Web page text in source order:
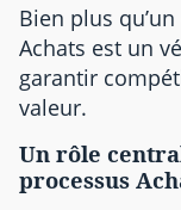
Bien plus
Achats est un
garantir
valeur.
Un rôle
processus